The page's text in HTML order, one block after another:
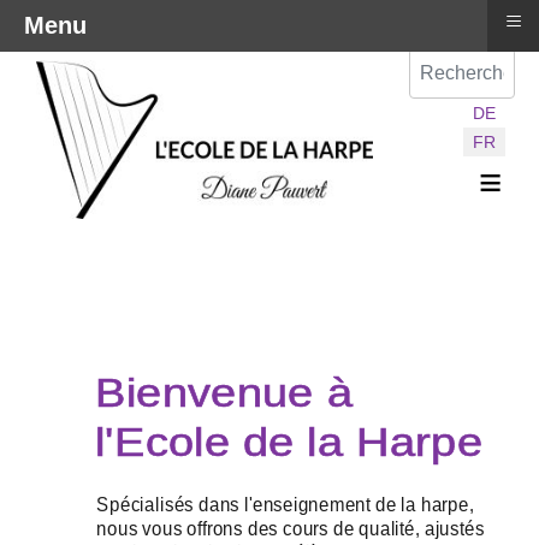
Sélectionnez
DE
FR
≡
Menu ≡